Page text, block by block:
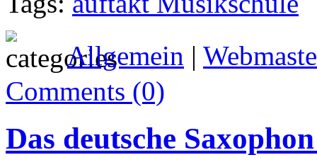
Allgemein |
Comments (0)
Das deutsche